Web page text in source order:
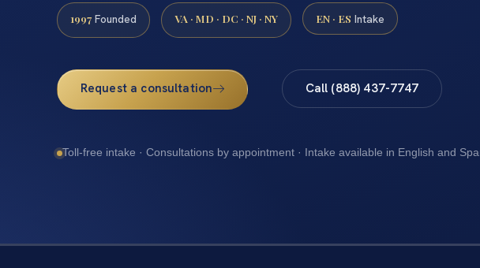
1997 Founded VA · MD · DC · NJ · NY EN · ES Intake
Request a consultation Call (888) 437-7747
Toll-free intake · Consultations by appointment · Intake available in English and